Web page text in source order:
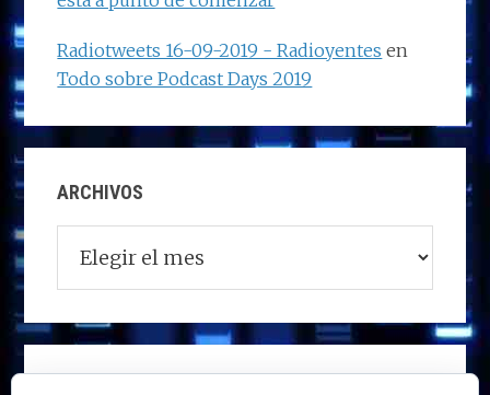
Radiotweets 16-09-2019 - Radioyentes en
Todo sobre Podcast Days 2019
ARCHIVOS